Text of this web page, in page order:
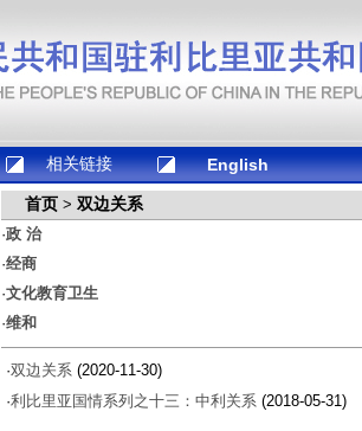
相关链接 English
首页 > 双边关系
·政 治
·经商
·文化教育卫生
·维和
·双边关系 (2020-11-30)
·利比里亚国情系列之十三：中利关系 (2018-05-31)